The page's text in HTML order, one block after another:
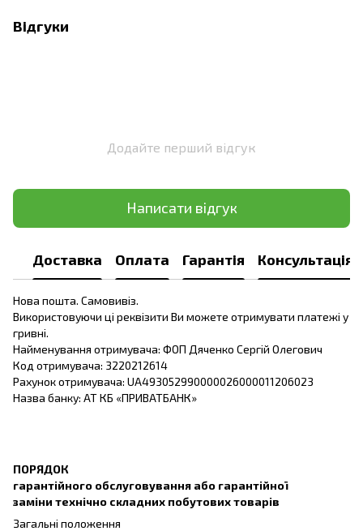
Відгуки
Додайте перший відгук
Написати відгук
Доставка Оплата Гарантія Консультація
Нова пошта. Самовивіз.
Використовуючи ці реквізити Ви можете отримувати платежі у
гривні.
Найменування отримувача: ФОП Дяченко Сергій Олегович
Код отримувача: 3220212614
Рахунок отримувача: UA493052990000026000011206023
Назва банку: АТ КБ «ПРИВАТБАНК»
ПОРЯДОК
гарантійного обслуговування або гарантійної
заміни технічно складних побутових товарів
Загальні положення